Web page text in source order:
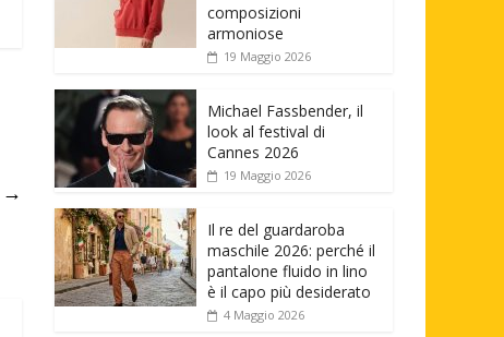
→
composizioni
armoniose
19 Maggio 2026
Michael Fassbender, il
look al festival di
Cannes 2026
19 Maggio 2026
Il re del guardaroba
maschile 2026: perché il
pantalone fluido in lino
è il capo più desiderato
4 Maggio 2026